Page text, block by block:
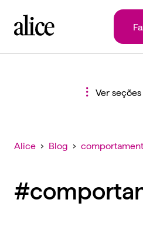
Ver
Alice › Blog ›